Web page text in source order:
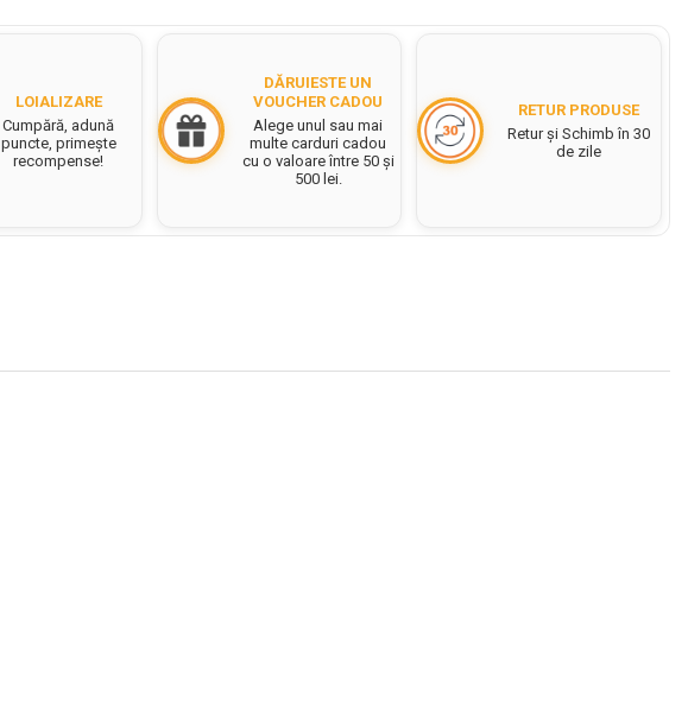
LOIALIZARE
Cumpără, adună
puncte, primește
recompense!
DĂRUIESTE UN
VOUCHER CADOU
Alege unul sau mai
multe carduri cadou
cu o valoare între 50 și
500 lei.
RETUR PRODUSE
Retur și Schimb în 30
de zile